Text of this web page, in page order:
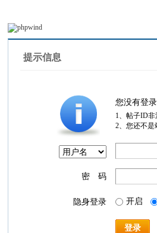
提示信息
您没有登
1、帖子ID非
2、您还不是
密 码
隐身登录 开启
登录